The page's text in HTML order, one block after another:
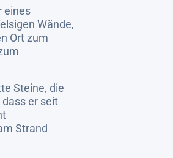
eines
Wände,
Ort zum
Steine, die
er seit
Strand